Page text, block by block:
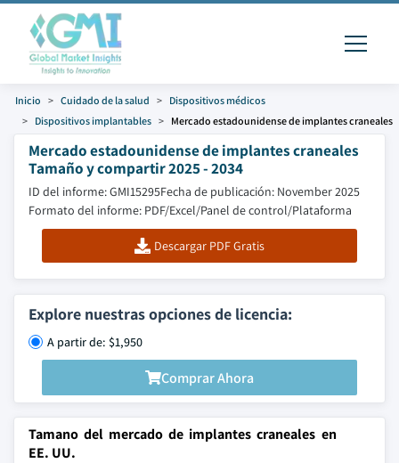
Inicio Cuidado de la salud
Dispositivos médicos
Dispositivos implantables
Mercado estadounidense de implantes craneales
Mercado estadounidense de implantes craneales
Tamaño y compartir 2025 - 2034
ID del informe: GMI15295Fecha de publicación: November 2025
Formato del informe: PDF/Excel/Panel de control/Plataforma
Descargar PDF Gratis
Explore nuestras opciones de licencia:
A partir de: $1,950
Comprar Ahora
Tamano del mercado de implantes craneales en
EE. UU.